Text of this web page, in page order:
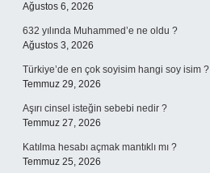
Ağustos 6, 2026
632 yılında Muhammed’e ne oldu ?
Ağustos 3, 2026
Türkiye’de en çok soyisim hangi soy isim ?
Temmuz 29, 2026
Aşırı cinsel isteğin sebebi nedir ?
Temmuz 27, 2026
Katılma hesabı açmak mantıklı mı ?
Temmuz 25, 2026